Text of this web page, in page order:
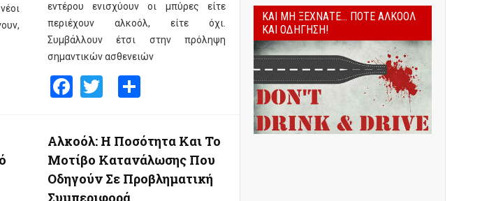
εντέρου ενισχύουν οι μπύρες είτε
περιέχουν αλκοόλ, είτε όχι.
Συμβάλλουν έτσι στην πρόληψη
σημαντικών ασθενειών
Facebook
TwitterShare
Αλκοόλ: Η Ποσότητα Και Το
Μοτίβο Κατανάλωσης Που
Οδηγούν Σε Προβληματική
Συμπεριφορά
ΚΑΙ ΜΗ ΞΕΧΝΆΤΕ... ΠΟΤΈ ΑΛΚΟΌΛ
ΚΑΙ ΟΔΉΓΗΣΗ!